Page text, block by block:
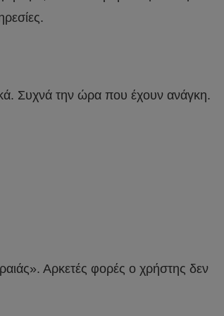
Συχνά την ώρα που έχουν ανάγκη.
Αρκετές φορές ο χρήστης δεν